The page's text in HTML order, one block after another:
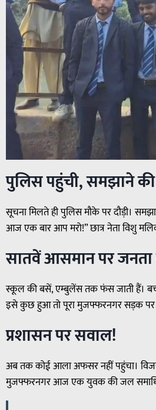
पुलिस पहुंची, समझाने
सूचना मिलते ही पुलिस मौके पर दौड़ी।
आज एक बार आप मरो!” छात्र नेता विशु
सातवें आसमान पर जनता
स्कूल की बसें, एम्बुलेंस तक फंस जाती हैं।
इसे कुछ हुआ तो पूरा मुजफ्फरनगर सड़क पर
प्रशासन पर सवाल!
अब तक कोई आला अफसर नहीं पहुंचा। विजय
मुजफ्फरनगर आज एक युवक की जल समाधि